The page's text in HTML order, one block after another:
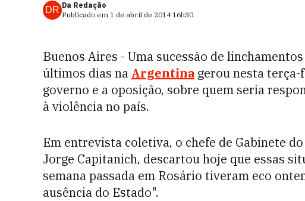
DR Da Redação
Publicado em 1 de abril de 2014 16h30.
Buenos Aires - Uma sucessão de
últimos dias na Argentina gerou nesta terça-
governo e a oposição, sobre quem seria
à violência no país.
Em entrevista coletiva, o chefe de Gabinete
Jorge Capitanich, descartou hoje que essas
semana passada em Rosário tiveram eco
ausência do Estado".